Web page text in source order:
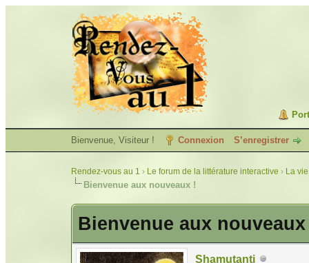
Bienvenue, Visiteur ! Connexion S’enregistrer
Rendez-vous au 1 › Le forum de la littérature interactive › La
Bienvenue aux nouveaux !
Bienvenue aux
Shamutanti